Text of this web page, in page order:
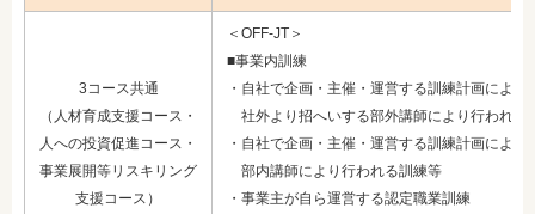
3コース共通
（人材育成支援コース ・
人への投資促進コース ・
事業展開等リスキリング
支援コース）
＜OFF-JT＞
■事業内訓練
・自社で企画・主催・運営する訓練計画により
社外より招へいする部外講師により行われる
・自社で企画・主催・運営する訓練計画により
部内講師により行われる訓練等
・事業主が自ら運営する認定職業訓練